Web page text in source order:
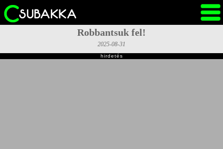
Robbantsuk fel!
2025-08-31
hirdetés